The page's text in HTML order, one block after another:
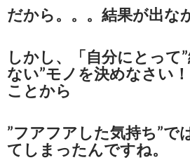
だから。。。結果が出な
しかし、「自分にとって
ない”モノを決めなさい
ことから
”フアフアした気持ち”で
てしまったんですね。